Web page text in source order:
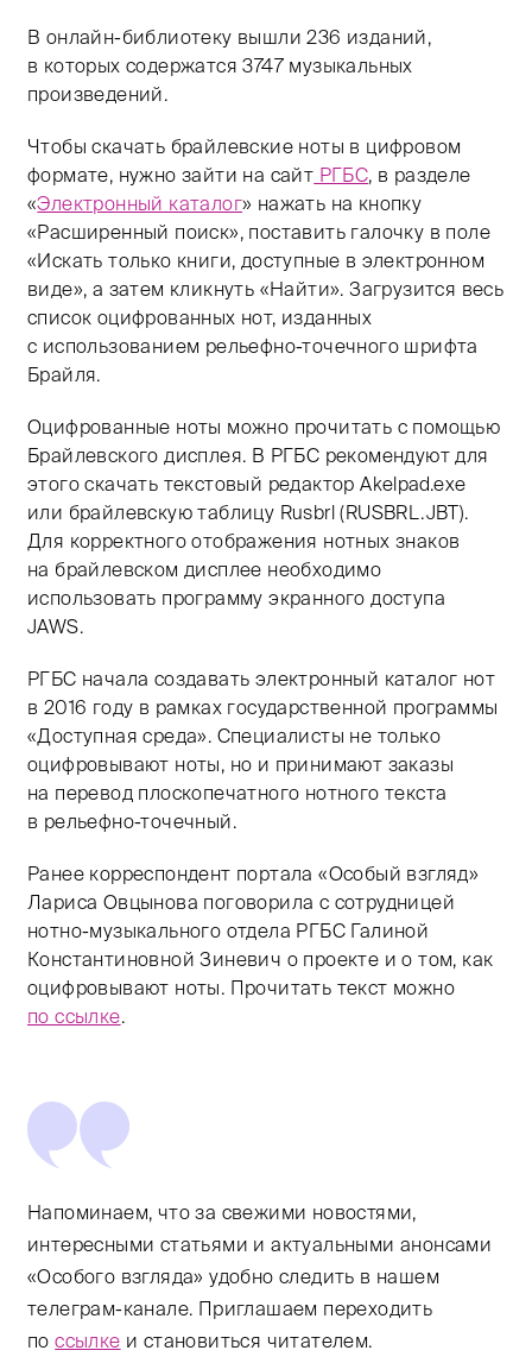
В онлайн-библиотеку вышли 236 изданий,
в которых содержатся 3747 музыкальных
произведений.
Чтобы скачать брайлевские ноты в цифровом
формате, нужно зайти на сайт РГБС, в разделе
«Электронный каталог» нажать на кнопку
«Расширенный поиск», поставить галочку в поле
«Искать только книги, доступные в электронном
виде», а затем кликнуть «Найти». Загрузится весь
список оцифрованных нот, изданных
с использованием рельефно-точечного шрифта
Брайля.
Оцифрованные ноты можно прочитать с помощью
Брайлевского дисплея. В РГБС рекомендуют для
этого скачать текстовый редактор Akelpad.exe
или брайлевскую таблицу Rusbrl (RUSBRL.JBT).
Для корректного отображения нотных знаков
на брайлевском дисплее необходимо
использовать программу экранного доступа
JAWS.
РГБС начала создавать электронный каталог нот
в 2016 году в рамках государственной программы
«Доступная среда». Специалисты не только
оцифровывают ноты, но и принимают заказы
на перевод плоскопечатного нотного текста
в рельефно-точечный.
Ранее корреспондент портала «Особый взгляд»
Лариса Овцынова поговорила с сотрудницей
нотно-музыкального отдела РГБС Галиной
Константиновной Зиневич о проекте и о том, как
оцифровывают ноты. Прочитать текст можно
по ссылке.
Напоминаем, что за свежими новостями,
интересными статьями и актуальными анонсами
«Особого взгляда» удобно следить в нашем
телеграм-канале. Приглашаем переходить
поссылке и становиться читателем.